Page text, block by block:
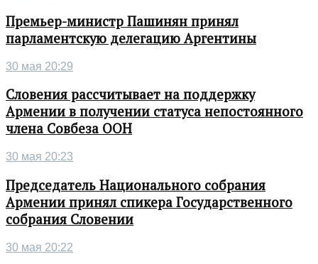
Премьер-министр Пашинян принял
парламентскую делегацию Аргентины
30 мая 20:29
Словения рассчитывает на поддержку
Армении в получении статуса непостоянного
члена Совбеза ООН
30 мая 20:23
Председатель Национального собрания
Армении принял спикера Государственного
собрания Словении
30 мая 20:22